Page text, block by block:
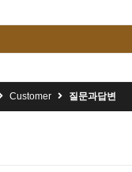
Customer 질문과답변